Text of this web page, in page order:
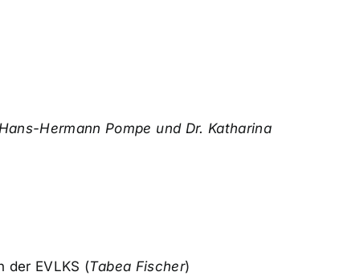
Hermann Pompe und Dr. Katharina
der EVLKS (Tabea Fischer)